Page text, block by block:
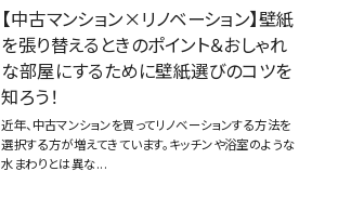
【中古マンション×リノベーション】壁紙
を張り替えるときのポイント＆おしゃれ
な部屋にするために壁紙選びのコツを
知ろう！
近年、中古マンションを買ってリノベーションする方法を
選択する方が増えてきています。キッチンや浴室のような
水まわりとは異な...